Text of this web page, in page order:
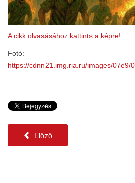
A cikk olvasásához kattints a képre!
Fotó:
https://cdnn21.img.ria.ru/images/
Előző